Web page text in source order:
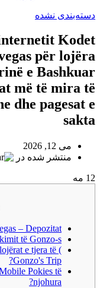
دسته‌بندی نشده
Kodet
për lojëra
e Bashkuar
më të mira të
dhe pagesat e
sakta
می 12, 2026
منتشر شده در
12 مه
– Depozitat
të Gonzo-s
e tjera të
Gonzo's Trip?
Pokies të
njohura?